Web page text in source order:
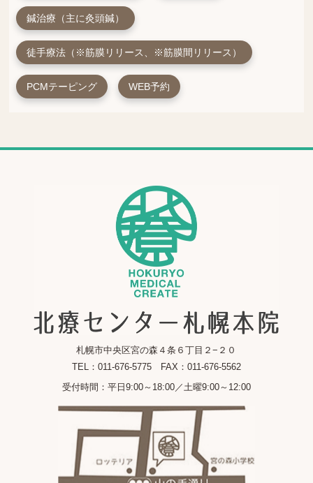
鍼治療（主に灸頭鍼）
徒手療法（※筋膜リリース、※筋膜間リリース）
PCMテーピング WEB予約
札幌市中央区宮の森４条６丁目２−２０
TEL：011-676-5775 FAX：011-676-5562
受付時間：平日9:00～18:00／土曜9:00～12:00